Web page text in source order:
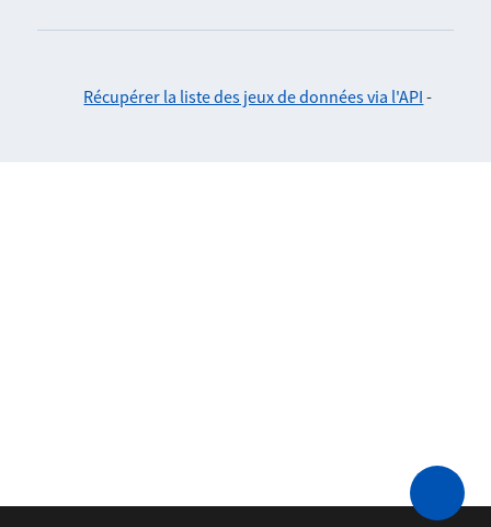
Récupérer la liste des jeux de données via l'API -